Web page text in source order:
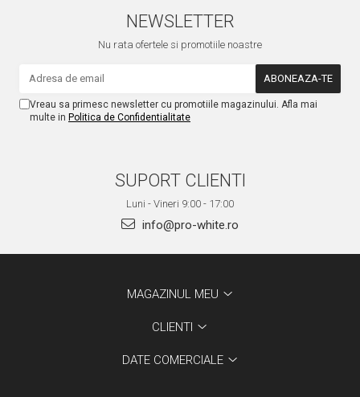
NEWSLETTER
Nu rata ofertele si promotiile noastre
Vreau sa primesc newsletter cu promotiile magazinului. Afla mai
multe in Politica de Confidentialitate
SUPORT CLIENTI
Luni - Vineri 9:00 - 17:00
info@pro-white.ro
MAGAZINUL MEU
CLIENTI
DATE COMERCIALE